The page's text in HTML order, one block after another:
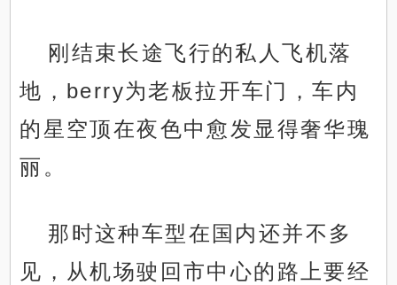
刚结束长途飞行的私人飞机落
地，berry为老板拉开车门，车内
的星空顶在夜色中愈发显得奢华瑰
丽。
那时这种车型在国内还并不多
见，从机场驶回市中心的路上要经